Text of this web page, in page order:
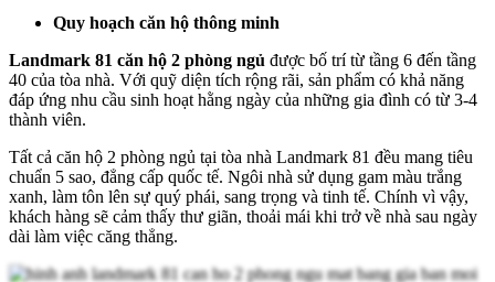
Quy hoạch căn hộ thông minh
Landmark 81 căn hộ 2 phòng ngủ được bố trí từ tầng 6 đến tầng
40 của tòa nhà. Với quỹ diện tích rộng rãi, sản phẩm có khả năng
đáp ứng nhu cầu sinh hoạt hằng ngày của những gia đình có từ 3-4
thành viên.
Tất cả căn hộ 2 phòng ngủ tại tòa nhà Landmark 81 đều mang tiêu
chuẩn 5 sao, đẳng cấp quốc tế. Ngôi nhà sử dụng gam màu trắng
xanh, làm tôn lên sự quý phái, sang trọng và tinh tế. Chính vì vậy,
khách hàng sẽ cảm thấy thư giãn, thoải mái khi trở về nhà sau ngày
dài làm việc căng thẳng.